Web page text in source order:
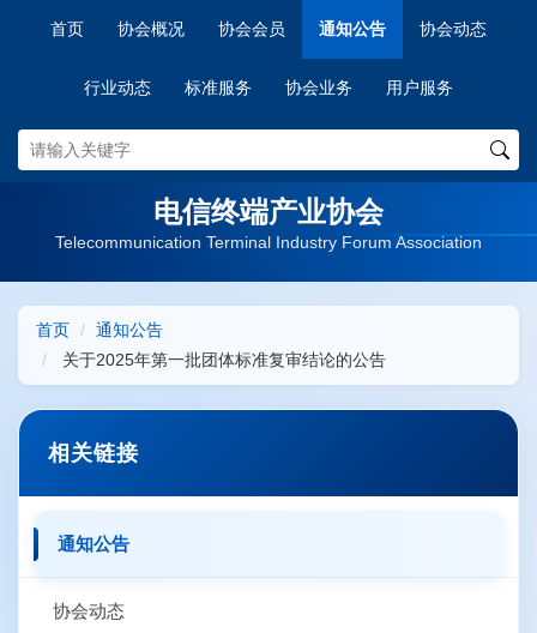
首页 协会概况 协会会员 通知公告 协会动态
行业动态 标准服务 协会业务 用户服务
电信终端产业协会
Telecommunication Terminal Industry Forum Association
首页
通知公告
关于2025年第一批团体标准复审结论的公告
相关链接
通知公告
协会动态